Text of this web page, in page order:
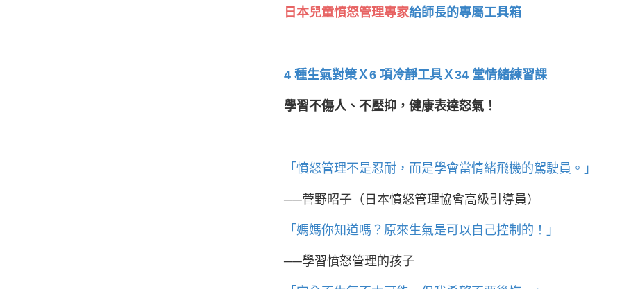
日本兒童憤怒管理專家給師長的專屬工具箱
4 種生氣對策Ｘ6 項冷靜工具Ｘ34 堂情緒練習課
學習不傷人、不壓抑，健康表達怒氣！
「憤怒管理不是忍耐，而是學會當情緒飛機的駕駛員。」
──菅野昭子（日本憤怒管理協會高級引導員）
「媽媽你知道嗎？原來生氣是可以自己控制的！」
──學習憤怒管理的孩子